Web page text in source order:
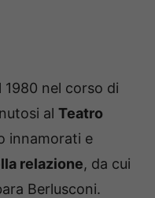
nel corso di
al Teatro
innamorati e
relazione, da cui
Berlusconi.